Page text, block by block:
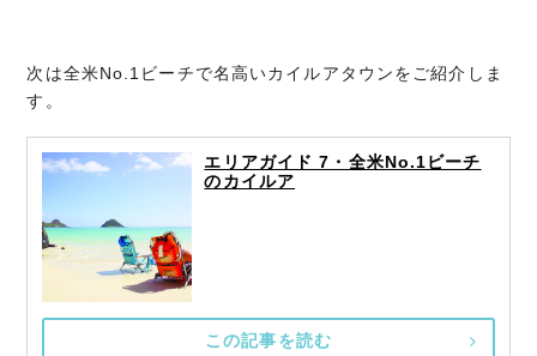
次は全米No.1ビーチで名高いカイルアタウンをご紹介しま
す。
エリアガイド 7・全米No.1ビーチ
のカイルア
この記事を読む